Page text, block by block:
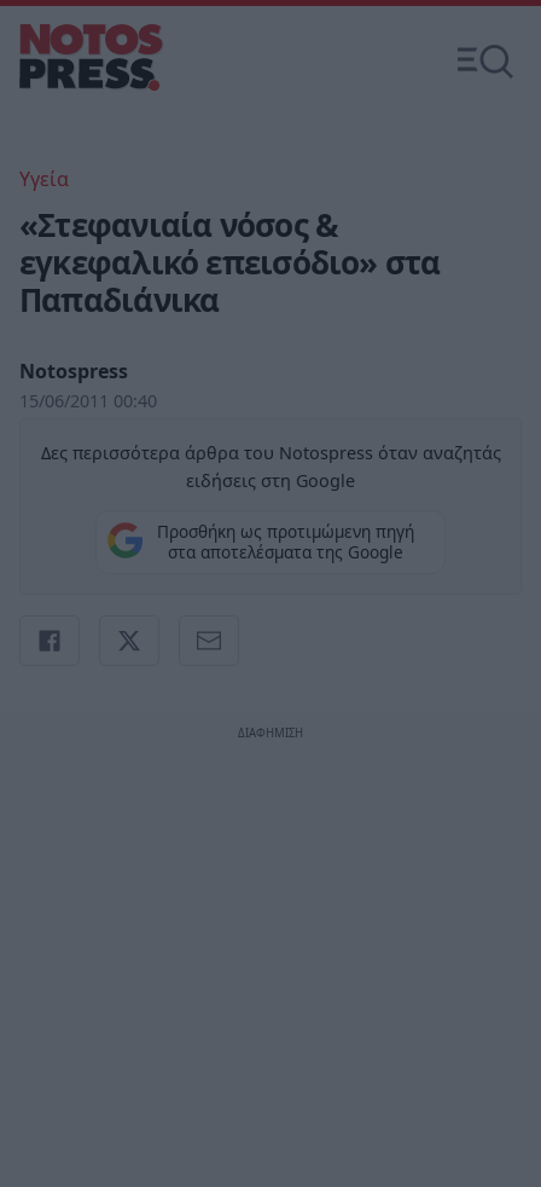
Υγεία
«Στεφανιαία νόσος &
εγκεφαλικό επεισόδιο» στα
Παπαδιάνικα
Notospress
15/06/2011 00:40
Δες περισσότερα άρθρα του Notospress όταν αναζητάς
ειδήσεις στη Google
Προσθήκη ως προτιμώμενη πηγή
στα αποτελέσματα της Google